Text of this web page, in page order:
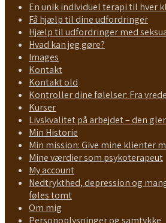
En unik individuel terapi til hver
Få hjælp til dine udfordringer
Hjælp til udfordringer med
Hvad kan jeg gøre?
Images
Kontakt
Kontakt old
Kontroller dine følelser: Fra
Kurser
Livskvalitet på arbejdet – den
Min Historie
Min mission: Give mine klienter
Mine værdier som psykoterapeut
My account
Nedtrykthed, depression og
føles tomt
Om mig
Personoplysninger og samtykke